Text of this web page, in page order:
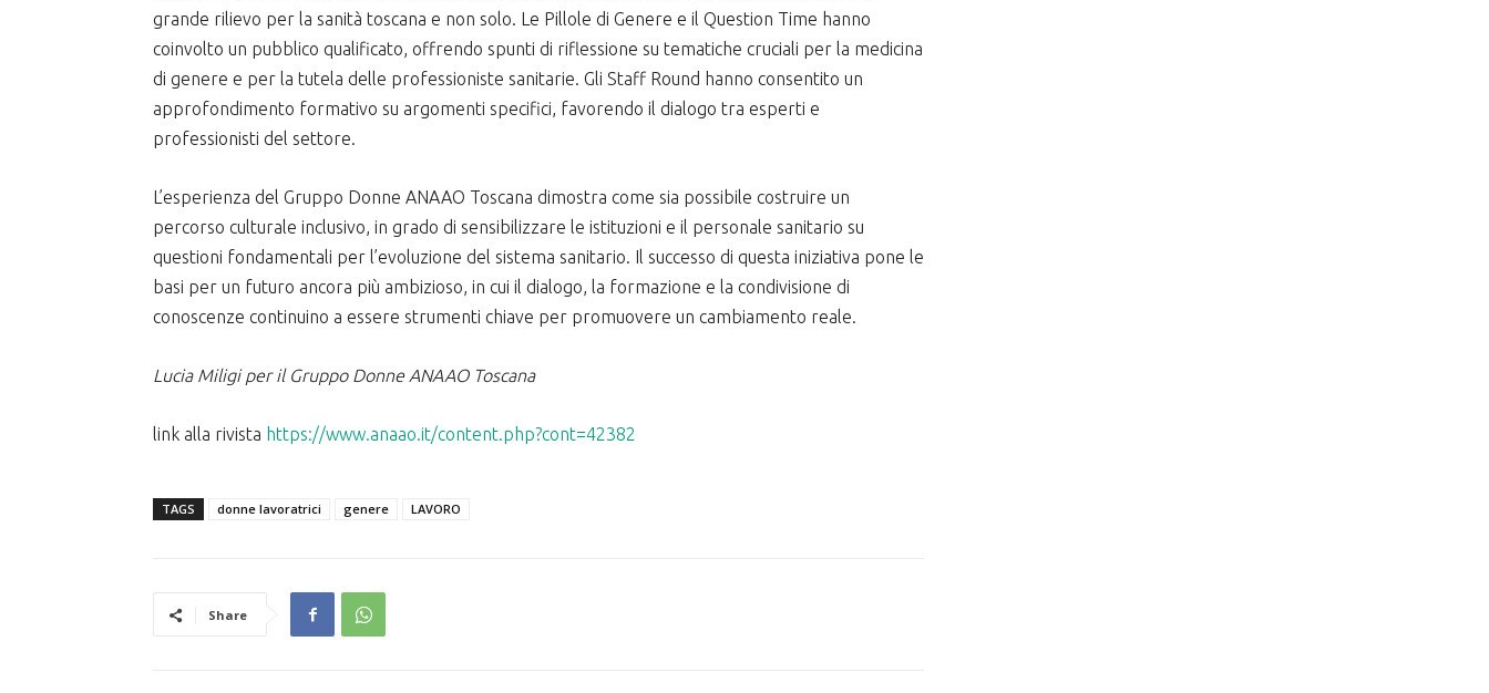
grande rilievo per la sanità toscana e non solo. Le Pillole di Genere e il Question Time hanno
coinvolto un pubblico qualificato, offrendo spunti di riflessione su tematiche cruciali per la medicina
di genere e per la tutela delle professioniste sanitarie. Gli Staff Round hanno consentito un
approfondimento formativo su argomenti specifici, favorendo il dialogo tra esperti e
professionisti del settore.
L’esperienza del Gruppo Donne ANAAO Toscana dimostra come sia possibile costruire un
percorso culturale inclusivo, in grado di sensibilizzare le istituzioni e il personale sanitario su
questioni fondamentali per l’evoluzione del sistema sanitario. Il successo di questa iniziativa pone le
basi per un futuro ancora più ambizioso, in cui il dialogo, la formazione e la condivisione di
conoscenze continuino a essere strumenti chiave per promuovere un cambiamento reale.
Lucia Miligi per il Gruppo Donne ANAAO Toscana
link alla rivista https://www.anaao.it/content.php?cont=42382
TAGS donne lavoratrici genere LAVORO
Share